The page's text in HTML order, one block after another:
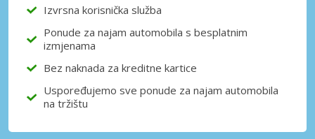
Izvrsna korisnička služba
Ponude za najam automobila s besplatnim
izmjenama
Bez naknada za kreditne kartice
Uspoređujemo sve ponude za najam automobila
na tržištu